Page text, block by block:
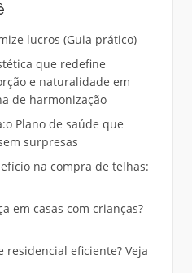
lucros (Guia prático)
que redefine
e naturalidade em
de harmonização
Plano de saúde que
surpresas
na compra de telhas:
em casas com crianças?
residencial eficiente? Veja